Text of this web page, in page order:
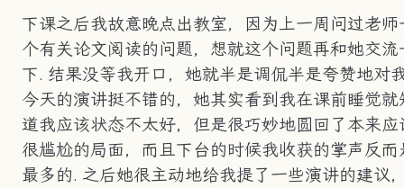
下课之后我故意晚点出教室，因为上一周问过老师
个有关论文阅读的问题，想就这个问题再和她交流
下. 结果没等我开口，她就半是调侃半是夸赞地对
今天的演讲挺不错的，她其实看到我在课前睡觉就
道我应该状态不太好，但是很巧妙地圆回了本来应
很尴尬的局面，而且下台的时候我收获的掌声反而
最多的. 之后她很主动地给我提了一些演讲的建议